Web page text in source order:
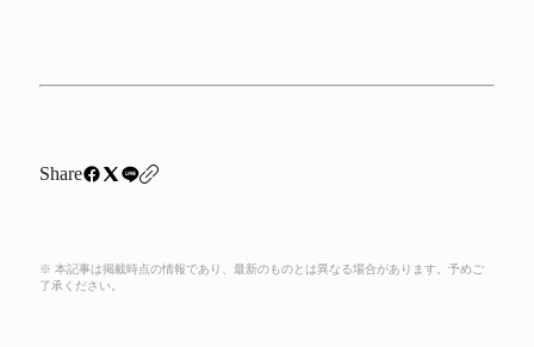
Share
※ 本記事は掲載時点の情報であり、最新のものとは異なる場合があります。予めご
了承ください。